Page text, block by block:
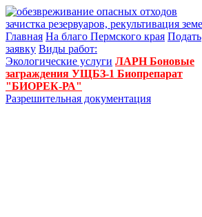
Главная На благо Пермского края Подать
заявку Виды работ:
Экологические услуги ЛАРНБоновые
заграждения УЩБЗ-1 Биопрепарат
"БИОРЕК-РА"
Разрешительная документация